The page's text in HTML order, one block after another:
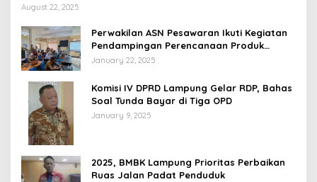
August 22, 2025
Perwakilan ASN Pesawaran Ikuti Kegiatan
Pendampingan Perencanaan Produk
Hukum
January 22, 2025
Komisi IV DPRD Lampung Gelar RDP, Bahas
Soal Tunda Bayar di Tiga OPD
January 9, 2025
2025, BMBK Lampung Prioritas Perbaikan
Ruas Jalan Padat Penduduk